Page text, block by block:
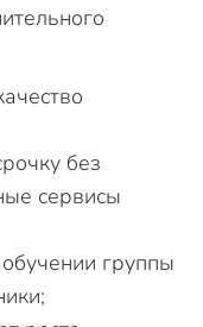
без
сервисы
группы